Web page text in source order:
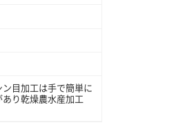
目加工は手で簡単に
り乾燥農水産加工